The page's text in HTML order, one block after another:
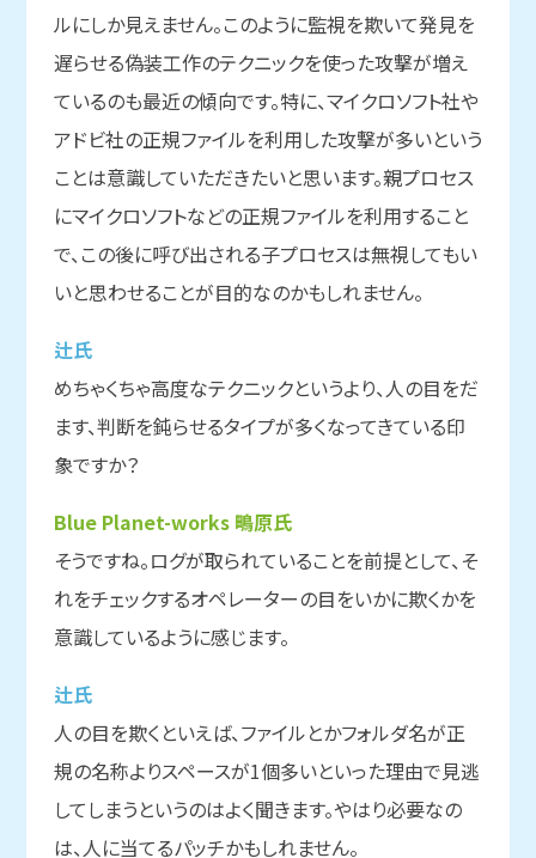
ルにしか見えません。このように監視を欺いて発見を
遅らせる偽装工作のテクニックを使った攻撃が増え
ているのも最近の傾向です。特に、マイクロソフト社や
アドビ社の正規ファイルを利用した攻撃が多いという
ことは意識していただきたいと思います。親プロセス
にマイクロソフトなどの正規ファイルを利用すること
で、この後に呼び出される子プロセスは無視してもい
いと思わせることが目的なのかもしれません。
辻氏
めちゃくちゃ高度なテクニックというより、人の目をだ
ます、判断を鈍らせるタイプが多くなってきている印
象ですか？
Blue Planet-works 鴫原氏
そうですね。ログが取られていることを前提として、そ
れをチェックするオペレーターの目をいかに欺くかを
意識しているように感じます。
辻氏
人の目を欺くといえば、ファイルとかフォルダ名が正
規の名称よりスペースが1個多いといった理由で見逃
してしまうというのはよく聞きます。やはり必要なの
は、人に当てるパッチかもしれません。